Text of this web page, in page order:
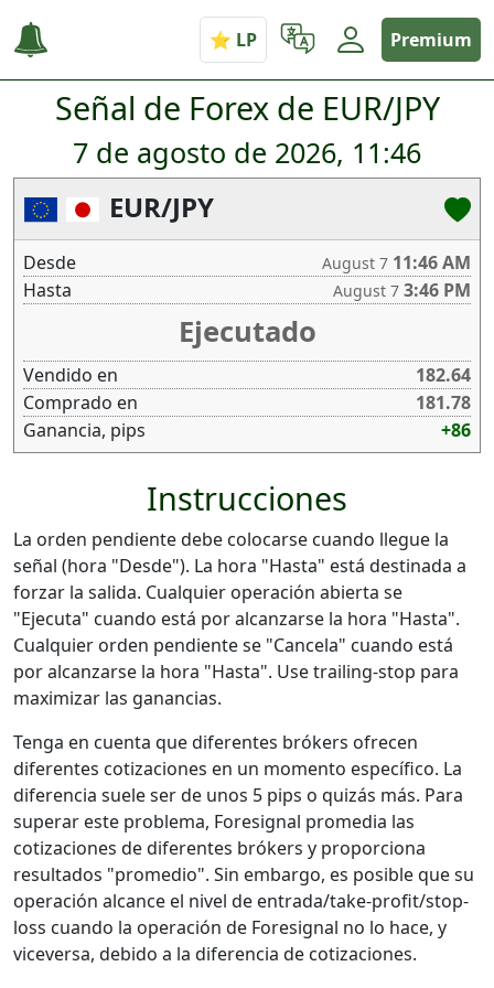
Premium
Señal de Forex de EUR/JPY
7 de agosto de 2026, 11:46
EUR/JPY
Desde August 7 11:46 AM
Hasta
August 7 3:46 PM
Ejecutado
Vendido en
182.64
Comprado en
181.78
Ganancia, pips
+86
Instrucciones
La orden pendiente debe colocarse cuando llegue la
señal (hora "Desde"). La hora "Hasta" está destinada a
forzar la salida. Cualquier operación abierta se
"Ejecuta" cuando está por alcanzarse la hora "Hasta".
Cualquier orden pendiente se "Cancela" cuando está
por alcanzarse la hora "Hasta". Use trailing-stop para
maximizar las ganancias.
Tenga en cuenta que diferentes brókers ofrecen
diferentes cotizaciones en un momento específico. La
diferencia suele ser de unos 5 pips o quizás más. Para
superar este problema, Foresignal promedia las
cotizaciones de diferentes brókers y proporciona
resultados "promedio". Sin embargo, es posible que su
operación alcance el nivel de entrada/take-profit/stop-
loss cuando la operación de Foresignal no lo hace, y
viceversa, debido a la diferencia de cotizaciones.